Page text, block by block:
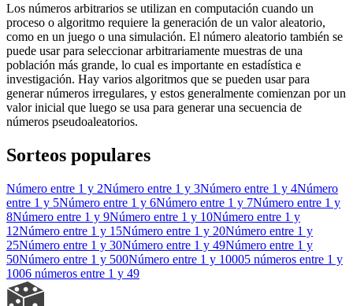
Los números arbitrarios se utilizan en computación cuando un
proceso o algoritmo requiere la generación de un valor aleatorio,
como en un juego o una simulación. El número aleatorio también se
puede usar para seleccionar arbitrariamente muestras de una
población más grande, lo cual es importante en estadística e
investigación. Hay varios algoritmos que se pueden usar para
generar números irregulares, y estos generalmente comienzan por un
valor inicial que luego se usa para generar una secuencia de
números pseudoaleatorios.
Sorteos populares
Número entre 1 y 2Número entre 1 y 3Número entre 1 y 4Número
entre 1 y 5Número entre 1 y 6Número entre 1 y 7Número entre 1 y
8Número entre 1 y 9Número entre 1 y 10Número entre 1 y
12Número entre 1 y 15Número entre 1 y 20Número entre 1 y
25Número entre 1 y 30Número entre 1 y 49Número entre 1 y
50Número entre 1 y 500Número entre 1 y 10005 números entre 1 y
1006 números entre 1 y 49